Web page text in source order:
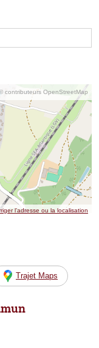
contributeurs OpenStreetMap
l’adresse ou la localisation
Trajet Maps